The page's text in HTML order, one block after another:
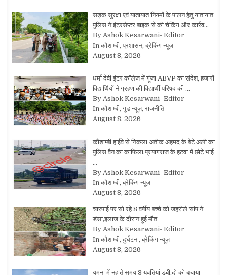
सड़क सुरक्षा एवं यातायात नियमों के पालन हेतु यातायात
पुलिस ने इंटरसेप्टर बाइक से की चेकिंग और कार्रव…
By Ashok Kesarwani- Editor
In कौशाम्बी, प्रशासन, ब्रेकिंग न्यूज़
August 8, 2026
धर्मा देवी इंटर कॉलेज में गूंजा ABVP का संदेश, हजारों
विद्यार्थियों ने ग्रहण की विद्यार्थी परिषद की …
By Ashok Kesarwani- Editor
In कौशाम्बी, गुड न्यूज़, राजनीति
August 8, 2026
कौशाम्बी हाईवे से निकला अतीक अहमद के बेटे अली का
पुलिस वैन का काफिला,प्रयागराज के हटवा में छोटे भाई
…
By Ashok Kesarwani- Editor
In कौशाम्बी, ब्रेकिंग न्यूज़
August 8, 2026
चारपाई पर सो रहे 8 वर्षीय बच्चे को जहरीले सांप ने
डंसा,इलाज के दौरान हुई मौत
By Ashok Kesarwani- Editor
In कौशाम्बी, दुर्घटना, ब्रेकिंग न्यूज़
August 8, 2026
यमुना में नहाते समय 3 युवतियां डूबी,दो को बचाया